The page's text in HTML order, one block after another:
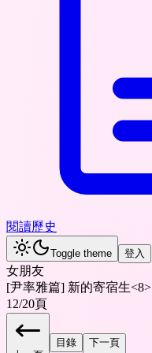
閱讀歷史
Toggle theme 登入
女朋友
[尹率雅篇] 新的寄宿生<8>
12/20頁
目錄 下一頁